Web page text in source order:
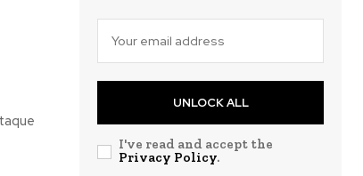
UNLOCK ALL
I've read and accept the
Privacy Policy.